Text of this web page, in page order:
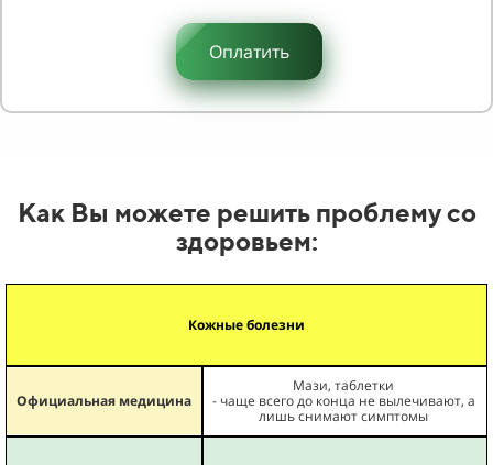
Оплатить
Как Вы можете решить проблему со
здоровьем:
Кожные болезни
Официальная медицина
Мази, таблетки
- чаще всего до конца не вылечивают, а
лишь снимают симптомы